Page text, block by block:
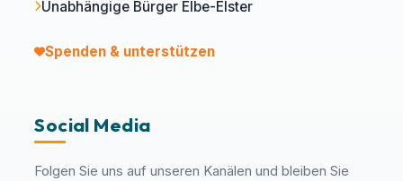
Unabhängige Bürger Elbe-Elster
Spenden & unterstützen
Social Media
Folgen Sie uns auf unseren Kanälen und bleiben Sie